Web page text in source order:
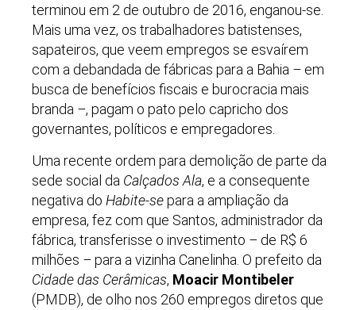
terminou em 2 de outubro de 2016, enganou-se.
Mais uma vez, os trabalhadores batistenses,
sapateiros, que veem empregos se esvaírem
com a debandada de fábricas para a Bahia – em
busca de benefícios fiscais e burocracia mais
branda –, pagam o pato pelo capricho dos
governantes, políticos e empregadores.
Uma recente ordem para demolição de parte da
sede social da Calçados Ala, e a consequente
negativa do Habite-separa a ampliação da
empresa, fez com que Santos, administrador da
fábrica, transferisse o investimento – de R$ 6
milhões –para a vizinha Canelinha. O prefeito da
Cidade das Cerâmicas, Moacir Montibeler
(PMDB), de olho nos 260 empregos diretos que